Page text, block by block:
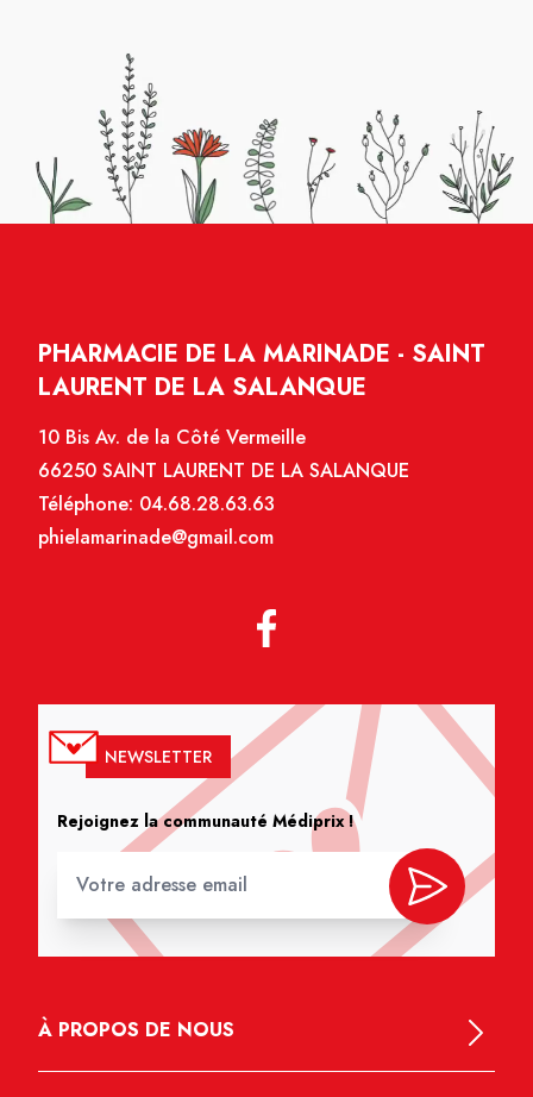
PHARMACIE DE LA MARINADE - SAINT
LAURENT DE LA SALANQUE
10 Bis Av. de la Côté Vermeille
66250 SAINT LAURENT DE LA SALANQUE
Téléphone: 04.68.28.63.63
phielamarinade@gmail.com
NEWSLETTER
Rejoignez la communauté Médiprix !
À PROPOS DE NOUS